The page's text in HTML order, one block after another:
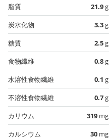
脂質
21.9g
炭水化物
3.3g
糖質
2.5g
食物繊維
0.8g
水溶性食物繊維
0.1 g
不溶性食物繊維
0.7g
カリウム
319 mg
カルシウム
30 mg